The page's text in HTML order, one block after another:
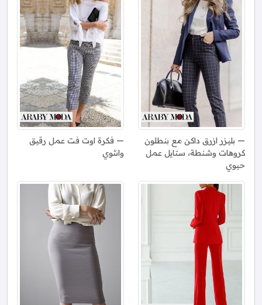
بليزر ازرق داكن مع بنطلون
كروهات وشنطة، ستايل عمل
حيوي
فكرة اوت فت عمل رقيق
وانثوي